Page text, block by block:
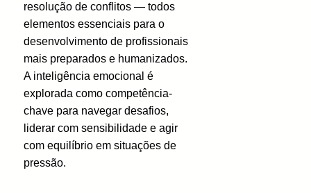
resolução de conflitos — todos
elementos essenciais para o
desenvolvimento de profissionais
mais preparados e humanizados.
A inteligência emocional é
explorada como competência-
chave para navegar desafios,
liderar com sensibilidade e agir
com equilíbrio em situações de
pressão.